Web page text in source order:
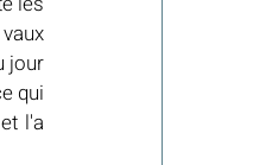
jour
qui
l'a